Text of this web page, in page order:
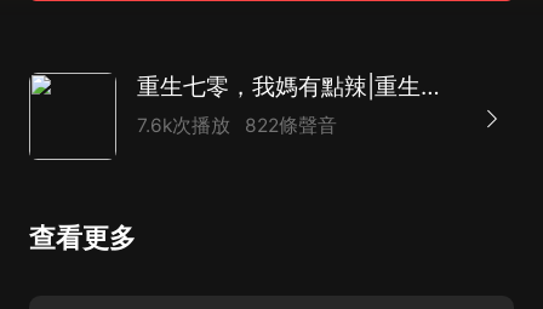
重生七零，我媽有點辣|重生種田|年代致富女強|多人
7.6k次播放 822條聲音
查看更多